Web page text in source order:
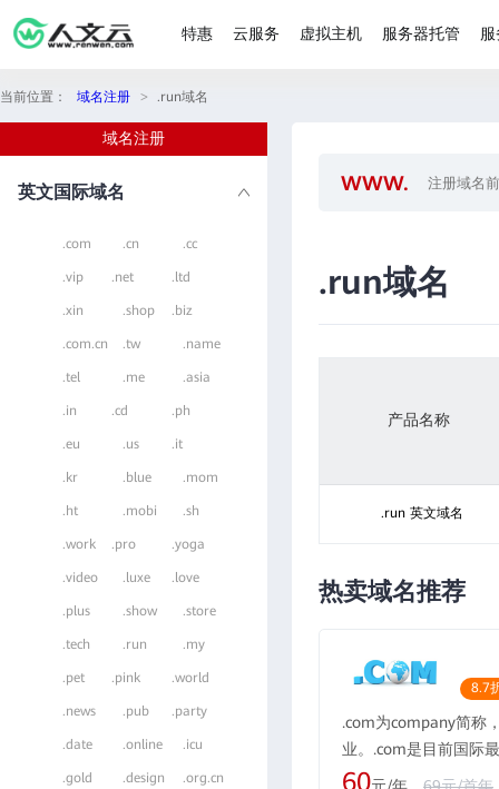
特惠 云服务 虚拟主机 服务器托管
当前位置： 域名注册 > .run域名
域名注册
英文国际域名
.com .cn .cc
.vip .net .ltd
.xin .shop .biz
.com.cn .tw .name
.tel .me .asia
.in .cd .ph
.eu .us .it
.kr .blue .mom
.ht .mobi .sh
.work .pro .yoga
.video .luxe .love
.plus .show .store
.tech .run .my
.pet .pink .world
.news .pub .party
.date .online .icu
.gold .design .org.cn
.run域名
产品名称
.run 英文域名
热卖域名推荐
8.7
.com为company简称
业。.com是目前国际
域名格式，现全球的
60元/年 69元/首年